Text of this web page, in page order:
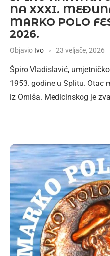
NA XXXI.
MARKO POLO
2026.
Objavio Ivo 23 veljače, 2026
Špiro Vladislavić,
1953. godine u Splitu. Otac
iz Omiša. Medicinskog je